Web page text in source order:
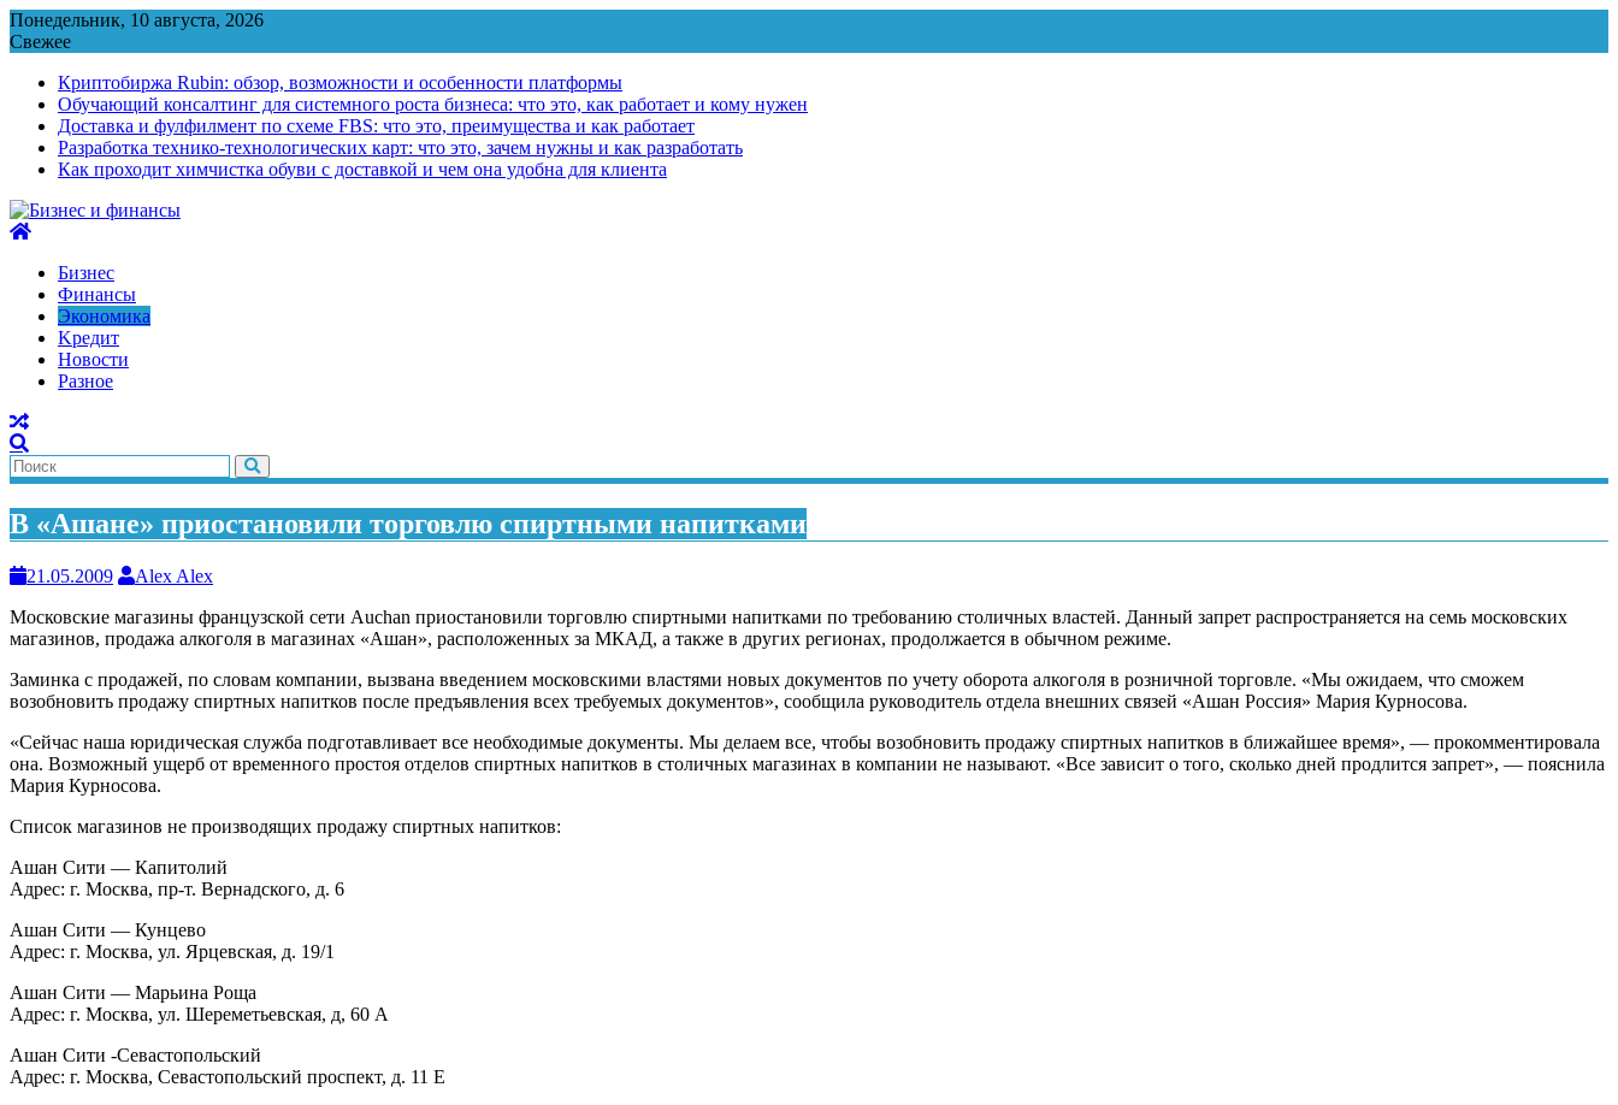
Перейти
к
Понедельник, 10 августа, 2026
Свежее
Криптобиржа Rubin: обзор, возможности и особенности платформы
Обучающий консалтинг для системного роста бизнеса: что это, как работает и кому нужен
Доставка и фулфилмент по схеме FBS: что это, преимущества и как работает
Разработка технико-технологических карт: что это, зачем нужны и как разработать
Как проходит химчистка обуви с доставкой и чем она удобна для клиента
Бизнес
Финансы
Экономика
Kредит
Новости
Разное
В «Ашане» приостановили торговлю спиртными напитками
21.05.2009
Alex Alex
Московские магазины французской сети Auchan приостановили торговлю спиртными напитками по требованию столичных властей. Данный запрет распространяется на семь московских
магазинов, продажа алкоголя в магазинах «Ашан», расположенных за МКАД, а также в других регионах, продолжается в обычном режиме.
Заминка с продажей, по словам компании, вызвана введением московскими властями новых документов по учету оборота алкоголя в розничной торговле. «Мы ожидаем, что сможем
возобновить продажу спиртных напитков после предъявления всех требуемых документов», сообщила руководитель отдела внешних связей «Ашан Россия» Мария Курносова.
«Сейчас наша юридическая служба подготавливает все необходимые документы. Мы делаем все, чтобы возобновить продажу спиртных напитков в ближайшее время», — прокомментировала
она. Возможный ущерб от временного простоя отделов спиртных напитков в столичных магазинах в компании не называют. «Все зависит о того, сколько дней продлится запрет», — пояснила
Мария Курносова.
Список магазинов не производящих продажу спиртных напитков:
Ашан Сити — Капитолий
Адрес: г. Москва, пр-т. Вернадского, д. 6
Ашан Сити — Кунцево
Адрес: г. Москва, ул. Ярцевская, д. 19/1
Ашан Сити — Марьина Роща
Адрес: г. Москва, ул. Шереметьевская, д, 60 А
Ашан Сити -Севастопольский
Адрес: г. Москва, Севастопольский проспект, д. 11 Е